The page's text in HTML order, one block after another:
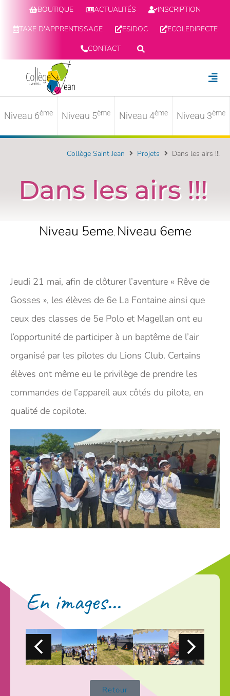
BOUTIQUE ACTUALITÉS
INSCRIPTION
TAXE D'APPRENTISSAGE
ESIDOC
ECOLEDIRECTE
CONTACT
Niveau 6ème Niveau 5ème Niveau 4ème Niveau 3ème
Collège Saint Jean Projets Dans les airs !!!
Dans les airs !!!
Niveau 5eme, Niveau 6eme
Jeudi 21 mai, afin de clôturer l’aventure « Rêve de
Gosses », les élèves de 6e La Fontaine ainsi que
ceux des classes de 5e Polo et Magellan ont eu
l’opportunité de participer à un baptême de l’air
organisé par les pilotes du Lions Club. Certains
élèves ont même eu le privilège de prendre les
commandes de l’appareil aux côtés du pilote, en
qualité de copilote.
En images...
Retour